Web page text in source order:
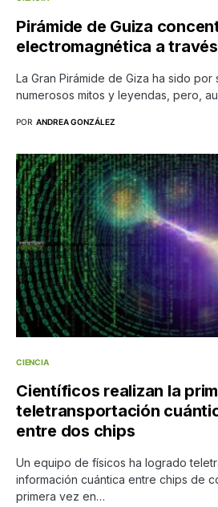
Pirámide de Guiza
electromagnética a
La Gran Pirámide de Giza ha sido
numerosos mitos y leyendas, pero,
POR ANDREA GONZÁLEZ
CIENCIA
Científicos realizan la
teletransportación
entre dos chips
Un equipo de físicos ha logrado
información cuántica entre chips de
primera vez en…